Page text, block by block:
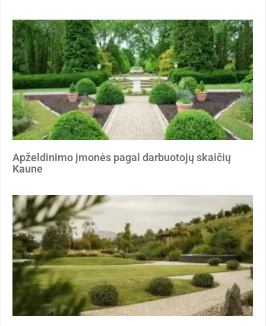
Apželdinimo įmonės pagal darbuotojų skaičių
Kaune